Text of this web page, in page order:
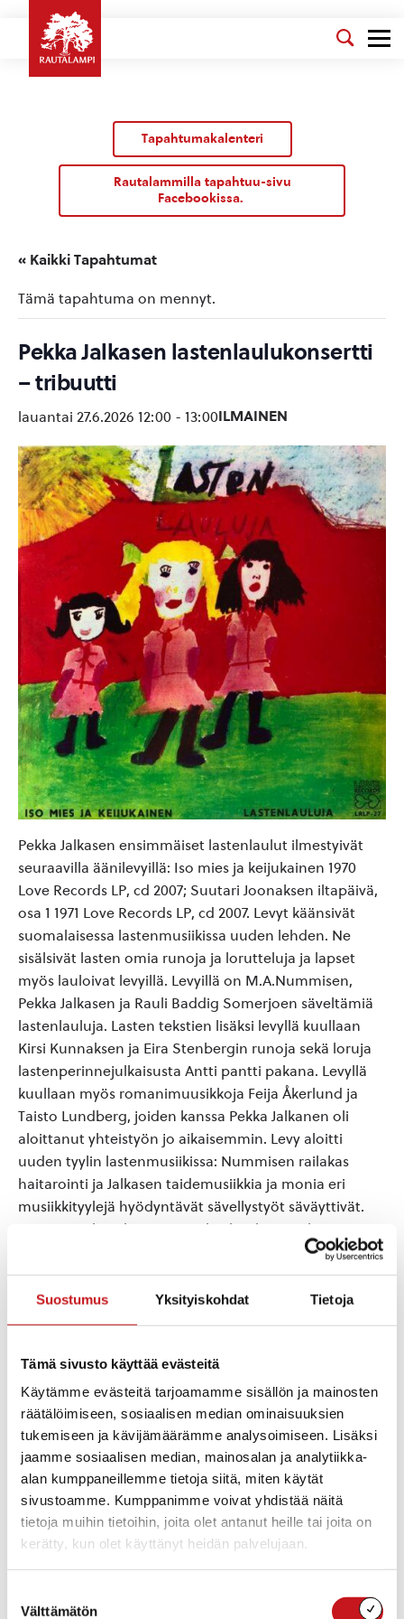
Suostumus Yksityiskohdat Tietoja
Tämä sivusto käyttää evästeitä
Käytämme evästeitä tarjoamamme sisällön ja mainosten
räätälöimiseen, sosiaalisen median ominaisuuksien
tukemiseen ja kävijämäärämme analysoimiseen. Lisäksi
jaamme sosiaalisen median, mainosalan ja analytiikka-
alan kumppaneillemme tietoja siitä, miten käytät
sivustoamme. Kumppanimme voivat yhdistää näitä
tietoja muihin tietoihin, joita olet antanut heille tai joita on
kerätty, kun olet käyttänyt heidän palvelujaan.
valinta
Välttämätön
Tapahtumakalenteri
Rautalammilla tapahtuu-sivu
Facebookissa.
« Kaikki Tapahtumat
Tämä tapahtuma on mennyt.
Pekka Jalkasen lastenlaulukonsertti
– tribuutti
lauantai 27.6.2026 12:00 - 13:00ILMAINEN
Pekka Jalkasen ensimmäiset lastenlaulut ilmestyivät
seuraavilla äänilevyillä: Iso mies ja keijukainen 1970
Love Records LP, cd 2007; Suutari Joonaksen iltapäivä,
osa 1 1971 Love Records LP, cd 2007. Levyt käänsivät
suomalaisessa lastenmusiikissa uuden lehden. Ne
sisälsivät lasten omia runoja ja lorutteluja ja lapset
myös lauloivat levyillä. Levyillä on M.A.Nummisen,
Pekka Jalkasen ja Rauli Baddig Somerjoen säveltämiä
lastenlauluja. Lasten tekstien lisäksi levyllä kuullaan
Kirsi Kunnaksen ja Eira Stenbergin runoja sekä loruja
lastenperinnejulkaisusta Antti pantti pakana. Levyllä
kuullaan myös romanimuusikkoja Feija Åkerlund ja
Taisto Lundberg, joiden kanssa Pekka Jalkanen oli
aloittanut yhteistyön jo aikaisemmin. Levy aloitti
uuden tyylin lastenmusiikissa: Nummisen railakas
haitarointi ja Jalkasen taidemusiikkia ja monia eri
musiikkityylejä hyödyntävät sävellystyöt säväyttivät.
Iso mies ja keijukainen pysyikin levylistojen kymmenen
parhaan joukossa yli vuoden. Numminen aloitti jänis-
ja lastenmusiikkiuransa levyn siivittämänä.
Nyt rautalampilaiset muusikot esittävät oman
Virta kitaransa kanssa, Nelle Karjalainen haitareineen
Mukana on myös Pekka Jalkanen säestämässä Nellen
haikean kaunista Haitulaa.
Kuvassa Iso mies ja keijukainen -levyn kansi, jonka
ovat tehneet Pekka Jalkanen ja Pirjo Heikkinen.
Lisää kalenteriin